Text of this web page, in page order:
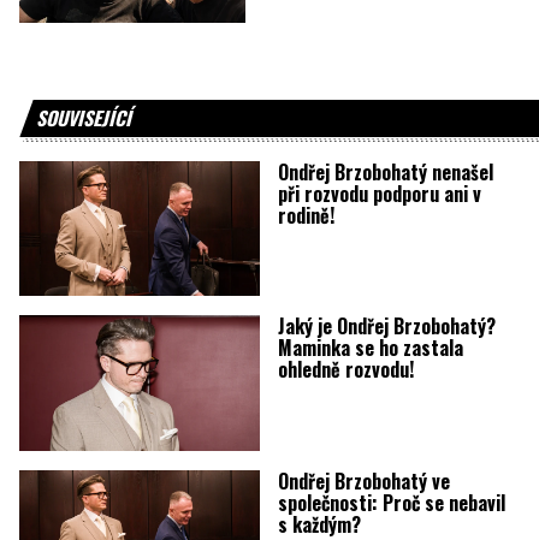
SOUVISEJÍCÍ
Ondřej Brzobohatý nenašel
při rozvodu podporu ani v
rodině!
Jaký je Ondřej Brzobohatý?
Maminka se ho zastala
ohledně rozvodu!
Ondřej Brzobohatý ve
společnosti: Proč se nebavil
s každým?